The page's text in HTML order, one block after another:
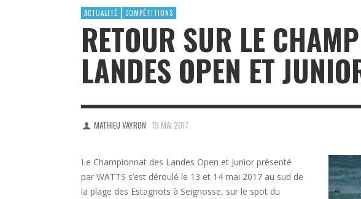
ACTUALITÉ COMPÉTITIONS
RETOUR SUR LE
LANDES OPEN ET
MATHIEU VAYRON 19 MAI 2017
Le Championnat des Landes Open et Junior présenté
par WATTS s’est déroulé le 13 et 14 mai 2017 au sud de
la plage des Estagnots à Seignosse, sur le spot du